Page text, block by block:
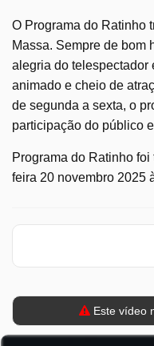
O Programa do Ratinho
Massa. Sempre de bom
alegria do telespectador
animado e cheio de
de segunda a sexta, o
participação do público
Programa do Ratinho
feira 20 novembro 2025
Este vídeo